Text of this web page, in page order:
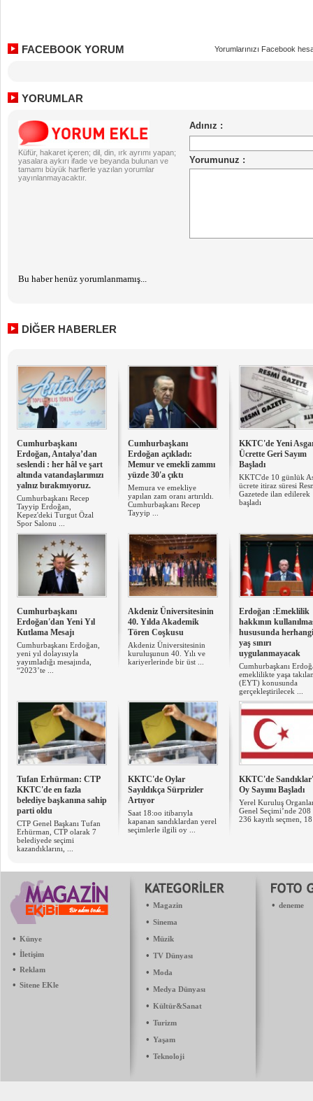
FACEBOOK YORUM Yorumlarınızı Facebook
YORUMLAR
Küfür, hakaret içeren; dil, din, ırk ayrımı yapan;
yasalara aykırı ifade ve beyanda bulunan ve
tamamı büyük harflerle yazılan yorumlar
yayınlanmayacaktır.
Bu haber henüz yorumlanmamış...
DİĞER HABERLER
Cumhurbaşkanı
Erdoğan, Antalya’dan
seslendi : her hâl ve şart
altında vatandaşlarımızı
yalnız bırakmıyoruz.
Cumhurbaşkanı Recep
Tayyip Erdoğan,
Kepez'deki Turgut Özal
Spor Salonu ...
Cumhurbaşkanı
Erdoğan açıkladı:
Memur ve emekli zammı
yüzde 30'a çıktı
Memura ve emekliye
yapılan zam oranı artırıldı.
Cumhurbaşkanı Recep
Tayyip ...
KKTC'de Yeni
Ücrette Geri Sayım
Başladı
KKTC'de 10 günlük
ücrete itiraz süresi
Gazetede ilan edilerek
başladı
Cumhurbaşkanı
Erdoğan'dan Yeni Yıl
Kutlama Mesajı
Cumhurbaşkanı Erdoğan,
yeni yıl dolayısıyla
yayımladığı mesajında,
“2023’te ...
Akdeniz Üniversitesinin
40. Yılda Akademik
Tören Coşkusu
Akdeniz Üniversitesinin
kuruluşunun 40. Yılı ve
kariyerlerinde bir üst ...
Erdoğan :Emeklilik
hakkının
hususunda
yaş sınırı
uygulanmayacak
Cumhurbaşkanı
emeklilikte yaşa
(EYT) konusunda
gerçekleştirilecek ...
Tufan Erhürman: CTP
KKTC'de en fazla
belediye başkanına sahip
parti oldu
CTP Genel Başkanı Tufan
Erhürman, CTP olarak 7
belediyede seçimi
kazandıklarını, ...
KKTC'de Oylar
Sayıldıkça Sürprizler
Artıyor
Saat 18:oo itibarıyla
kapanan sandıklardan yerel
seçimlerle ilgili oy ...
KKTC'de
Oy Sayımı Başladı
Yerel Kuruluş
Genel Seçimi’nde
236 kayıtlı seçmen,
• Künye
• İletişim
• Reklam
• Sitene EKle
• Magazin
• Sinema
• Müzik
• TV Dünyası
• Moda
• Medya Dünyası
• Kültür&Sanat
• Turizm
• Yaşam
• Teknoloji
• deneme